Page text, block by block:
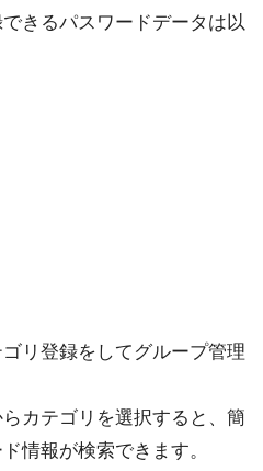
きるパスワードデータは以
リ登録をしてグループ管理
カテゴリを選択すると、簡
情報が検索できます。